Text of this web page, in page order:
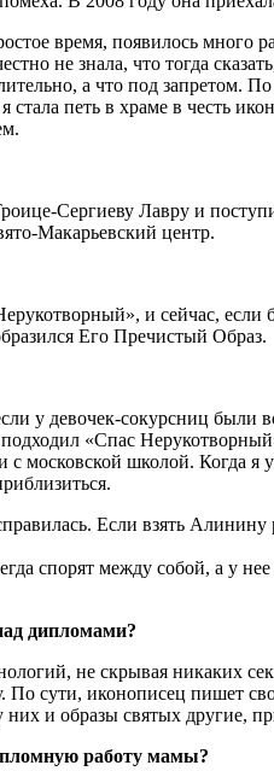
время, появилось много
не знала, что тогда
а что под запретом.
стала петь в храме в честь
Сергиеву Лавру и
Макарьевский центр.
и сейчас, если
Его Пречистый Образ.
у девочек-сокурсниц были
«Спас
московской школой. Когда
Если взять
спорят между собой, а у
дипломами?
не скрывая никаких
По сути, иконописец пишет
и образы святых другие,
работу мамы?